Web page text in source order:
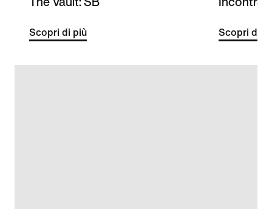
Scopri di più Scopri di